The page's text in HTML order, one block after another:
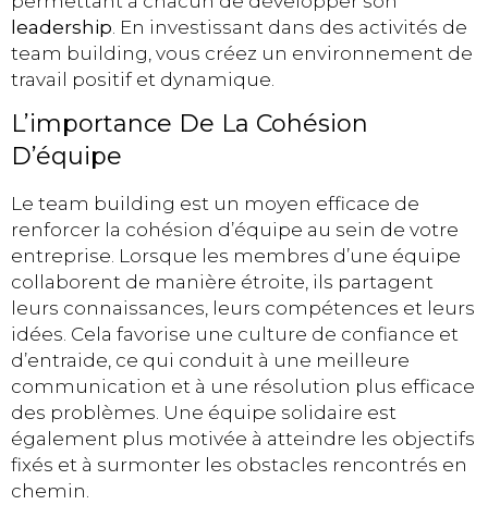
leadership . En investissant dans des activités de
team building, vous créez un environnement de
travail positif et dynamique.
L’importance De La Cohésion
D’équipe
Le team building est un moyen efficace de
renforcer la cohésion d’équipe au sein de votre
entreprise. Lorsque les membres d’une équipe
collaborent de manière étroite, ils partagent
leurs connaissances, leurs compétences et leurs
idées. Cela favorise une culture de confiance et
d’entraide, ce qui conduit à une meilleure
communication et à une résolution plus efficace
des problèmes. Une équipe solidaire est
également plus motivée à atteindre les objectifs
fixés et à surmonter les obstacles rencontrés en
chemin.